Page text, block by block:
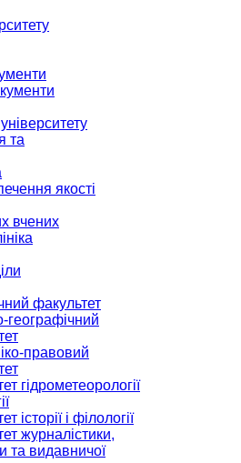
та
якості
вчених
факультет
географічний
правовий
гідрометеорології
історії і філології
журналістики,
та видавничої